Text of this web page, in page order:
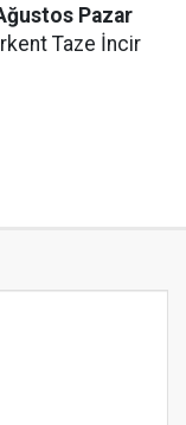
Pazar
Taze İncir